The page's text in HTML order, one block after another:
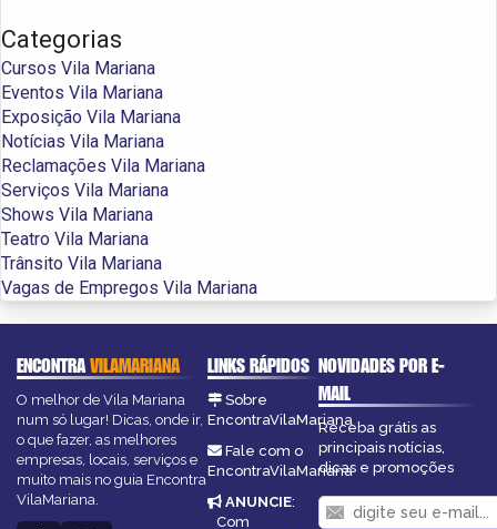
Categorias
Cursos Vila Mariana
Eventos Vila Mariana
Exposição Vila Mariana
Notícias Vila Mariana
Reclamações Vila Mariana
Serviços Vila Mariana
Shows Vila Mariana
Teatro Vila Mariana
Trânsito Vila Mariana
Vagas de Empregos Vila Mariana
ENCONTRAVILAMARIANA
O melhor de Vila Mariana
num só lugar! Dicas, onde ir,
o que fazer, as melhores
empresas, locais, serviços e
muito mais no guia Encontra
VilaMariana.
LINKS RÁPIDOS
Sobre
EncontraVilaMariana
Fale com o
EncontraVilaMariana
ANUNCIE:
Com
NOVIDADES POR E-
MAIL
Receba grátis as
principais notícias,
dicas e promoções